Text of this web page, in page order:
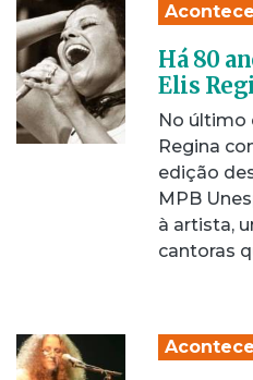
Acontece
Há 80
Elis
No último
Regina
edição
MPB
à artista,
cantoras
Acontece